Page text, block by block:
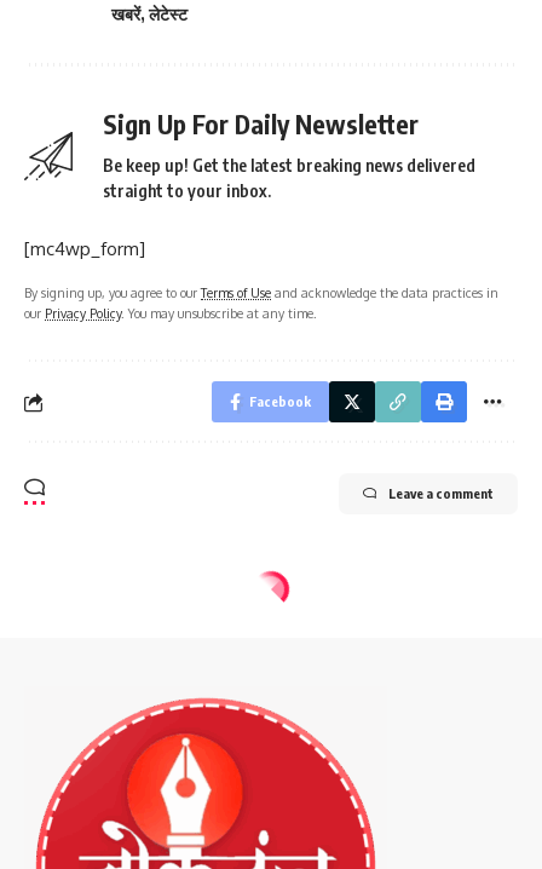
खबरें,लेटेस्ट
Sign Up For Daily Newsletter
Be keep up! Get the latest breaking news delivered
straight to your inbox.
[mc4wp_form]
By signing up, you agree to ourTerms of Use and acknowledge the data practices in
our Privacy Policy. You may unsubscribe at any time.
Facebook
Leave a comment